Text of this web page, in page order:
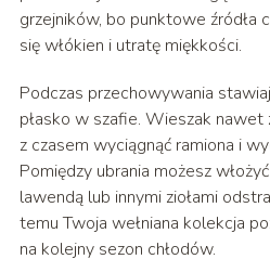
grzejników, bo punktowe źródła
się włókien i utratę miękkości.
Podczas przechowywania
płasko w szafie. Wieszak
z czasem wyciągnąć ramiona i
Pomiędzy ubrania możesz
lawendą lub innymi ziołami
temu Twoja wełniana kolekcja
na kolejny sezon chłodów.